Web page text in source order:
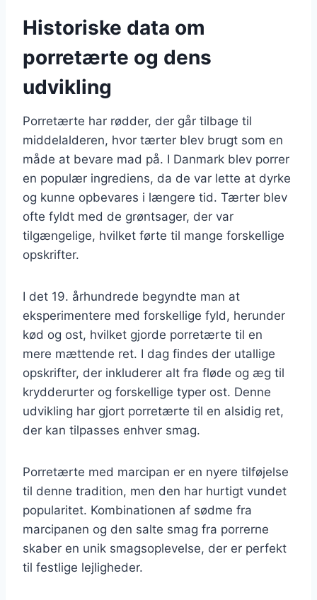
Historiske data om
porretærte og dens
udvikling
Porretærte har rødder, der går tilbage til
middelalderen, hvor tærter blev brugt som en
måde at bevare mad på. I Danmark blev porrer
en populær ingrediens, da de var lette at dyrke
og kunne opbevares i længere tid. Tærter blev
ofte fyldt med de grøntsager, der var
tilgængelige, hvilket førte til mange forskellige
opskrifter.
I det 19. århundrede begyndte man at
eksperimentere med forskellige fyld, herunder
kød og ost, hvilket gjorde porretærte til en
mere mættende ret. I dag findes der utallige
opskrifter, der inkluderer alt fra fløde og æg til
krydderurter og forskellige typer ost. Denne
udvikling har gjort porretærte til en alsidig ret,
der kan tilpasses enhver smag.
Porretærte med marcipan er en nyere tilføjelse
til denne tradition, men den har hurtigt vundet
popularitet. Kombinationen af sødme fra
marcipanen og den salte smag fra porrerne
skaber en unik smagsoplevelse, der er perfekt
til festlige lejligheder.